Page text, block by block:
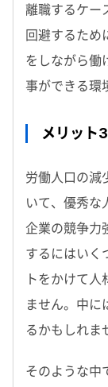
離職するケー
回避するため
をしながら働
事ができる環
メリット
労働人口の減
いて、優秀な
企業の競争力
するにはいく
トをかけて
ません。中に
るかもしれま
そのような中